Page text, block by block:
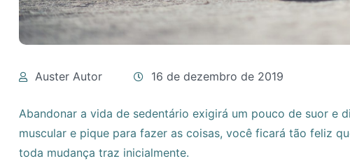
Auster Autor 16 de dezembro de 2019
Abandonar a vida de sedentário exigirá um pouco de suor e
muscular e pique para fazer as coisas, você ficará tão feliz
toda mudança traz inicialmente.